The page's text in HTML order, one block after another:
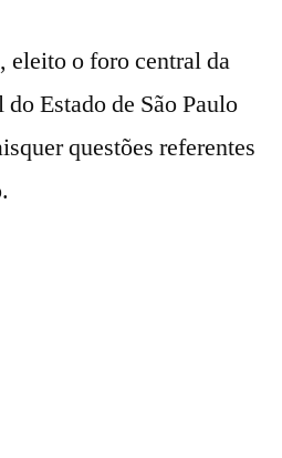
eleito o foro central da
Estado de São Paulo
questões referentes